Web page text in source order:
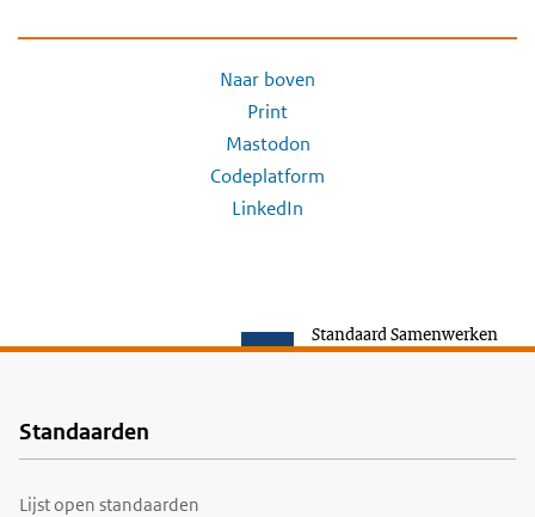
Naar boven
Print
Mastodon
Codeplatform
LinkedIn
Standaard Samenwerken
Voet
Standaarden
Lijst open standaarden